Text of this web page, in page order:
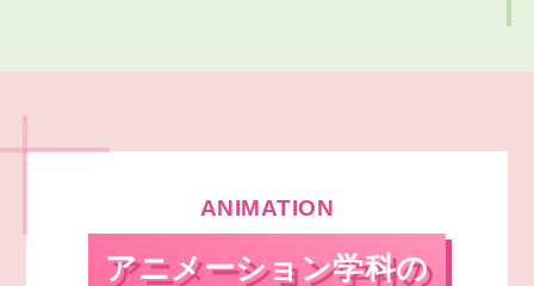
ANIMATION
アニメーション学科の